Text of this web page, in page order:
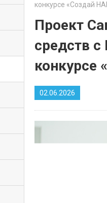
конкурсе «Создай
Проект
средств
02.06.2026